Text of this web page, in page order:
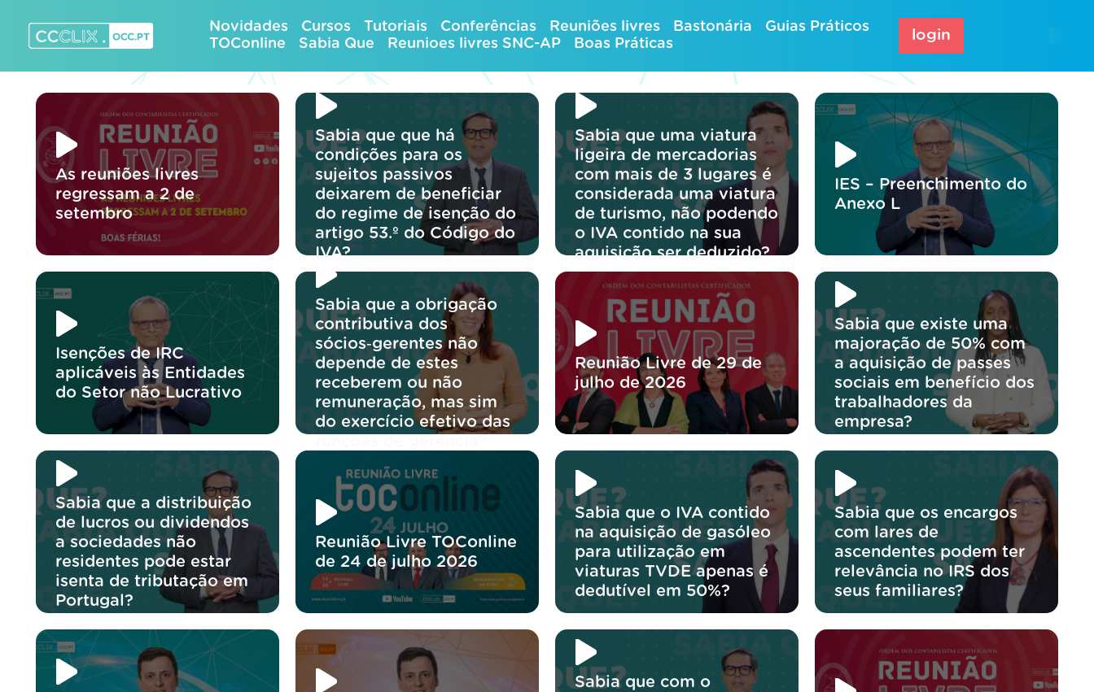
content
Novidades Cursos Tutoriais Conferências Reuniões livres Bastonária
Guias Práticos
TOConline
Sabia Que Reunioes livres SNC-AP Boas Práticas
login
As reuniões livres
regressam a 2 de
setembro
Sabia que que há
condições para os
sujeitos passivos
deixarem de beneficiar
do regime de isenção do
artigo 53.º do Código do
IVA?
Sabia que uma viatura
ligeira de mercadorias
com mais de 3 lugares é
considerada uma viatura
de turismo, não podendo
o IVA contido na sua
aquisição ser deduzido?
IES – Preenchimento do
Anexo L
Isenções de IRC
aplicáveis às Entidades
do Setor não Lucrativo
Sabia que a obrigação
contributiva dos
sócios‑gerentes não
depende de estes
receberem ou não
remuneração, mas sim
do exercício efetivo das
Reunião Livre de 29 de
julho de 2026
Sabia que existe uma
majoração de 50% com
a aquisição de passes
sociais em benefício dos
trabalhadores da
empresa?
Sabia que a distribuição
de lucros ou dividendos
a sociedades não
residentes pode estar
isenta de tributação em
Portugal?
Reunião Livre TOConline
de 24 de julho 2026
Sabia que o IVA contido
na aquisição de gasóleo
para utilização em
viaturas TVDE apenas é
dedutível em 50%?
Sabia que os encargos
com lares de
ascendentes podem ter
relevância no IRS dos
seus familiares?
Sabia que com o